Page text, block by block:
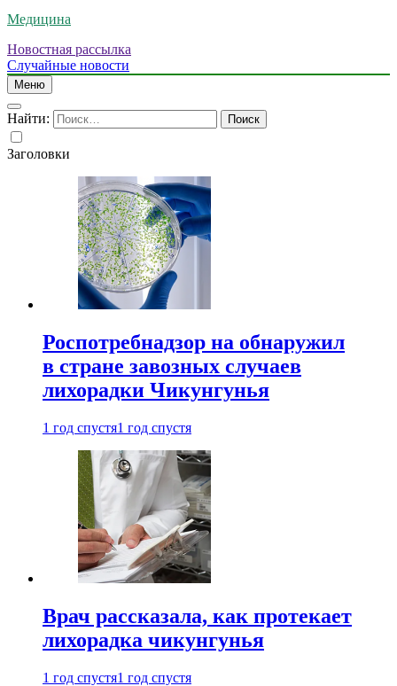
Медицина
Новостная рассылка
Случайные новости
Меню
Найти:
Заголовки
Роспотребнадзор на обнаружил
в стране завозных случаев
лихорадки Чикунгунья
1 год спустя1 год спустя
Врач рассказала, как протекает
лихорадка чикунгунья
1 год спустя1 год спустя